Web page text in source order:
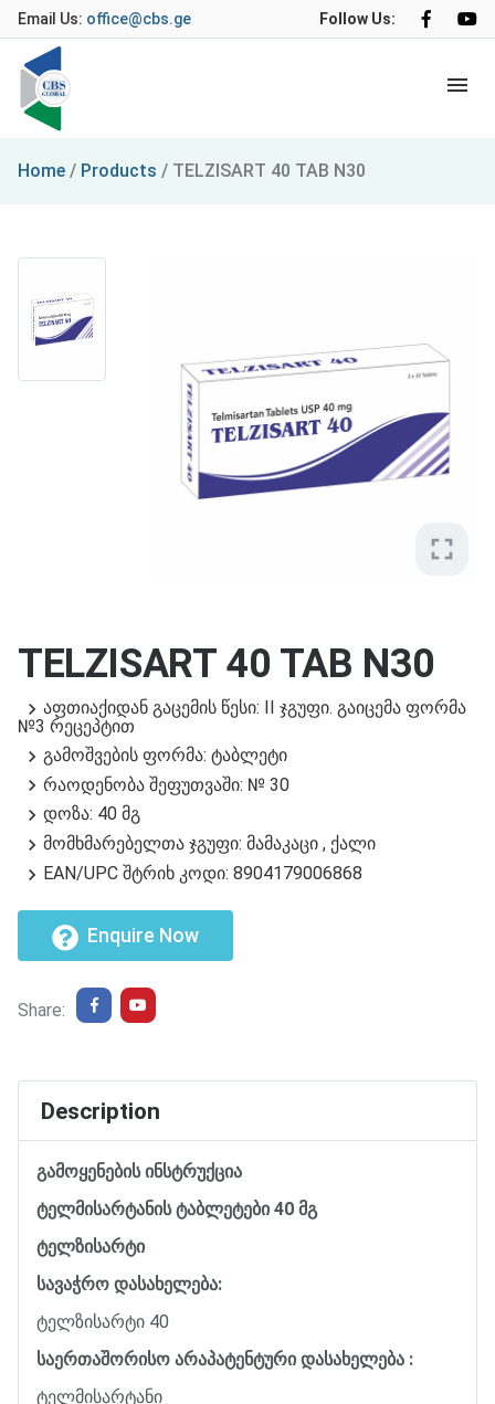
Email Us: office@cbs.ge Follow Us:
Home / Products / TELZISART 40 TAB N30
fullscreen
TELZISART 40 TAB N30
აფთიაქიდან გაცემის წესი: II ჯგუფი. გაიცემა ფორმა
№3 რეცეპტით
გამოშვების ფორმა: ტაბლეტი
რაოდენობა შეფუთვაში: № 30
დოზა: 40 მგ
მომხმარებელთა ჯგუფი: მამაკაცი , ქალი
EAN/UPC შტრიხ კოდი: 8904179006868
Enquire Now
Share:
Description
გამოყენების ინსტრუქცია
ტელმისარტანის ტაბლეტები 40 მგ
ტელზისარტი
სავაჭრო დასახელება:
ტელზისარტი 40
საერთაშორისო არაპატენტური დასახელება :
ტელმისარტანი